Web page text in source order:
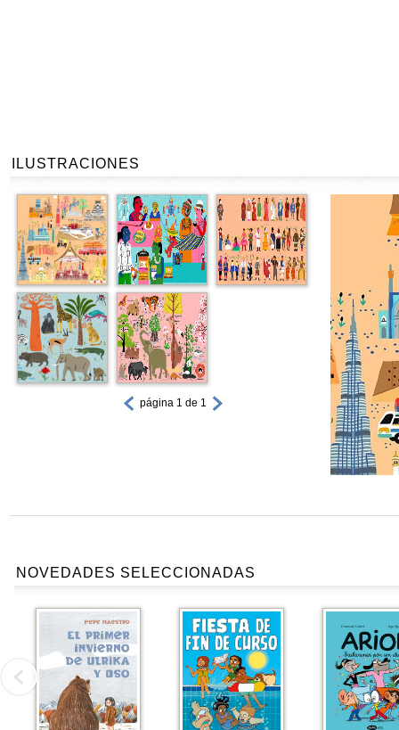
ILUSTRACIONES
página 1 de 1
NOVEDADES SELECCIONADAS